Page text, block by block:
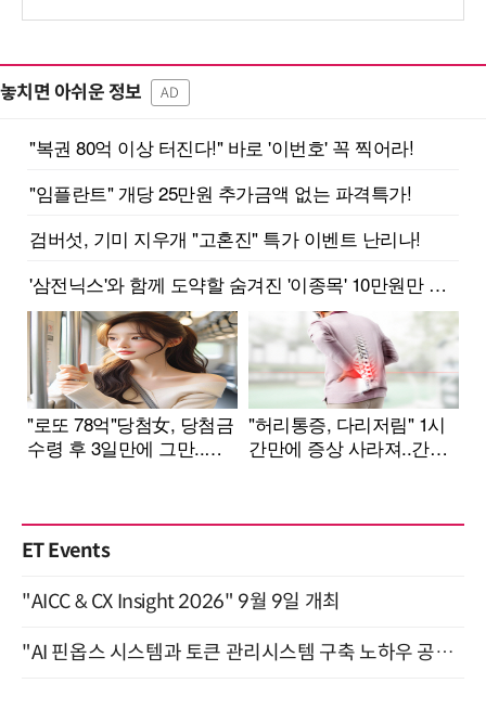
놓치면 아쉬운 정보 AD
ET Events
"AICC & CX Insight 2026" 9월 9일 개최
"AI 핀옵스 시스템과 토큰 관리시스템 구축 노하우 공개" 잠실 한국광고문화회관 2층 대회의실 (8/21)